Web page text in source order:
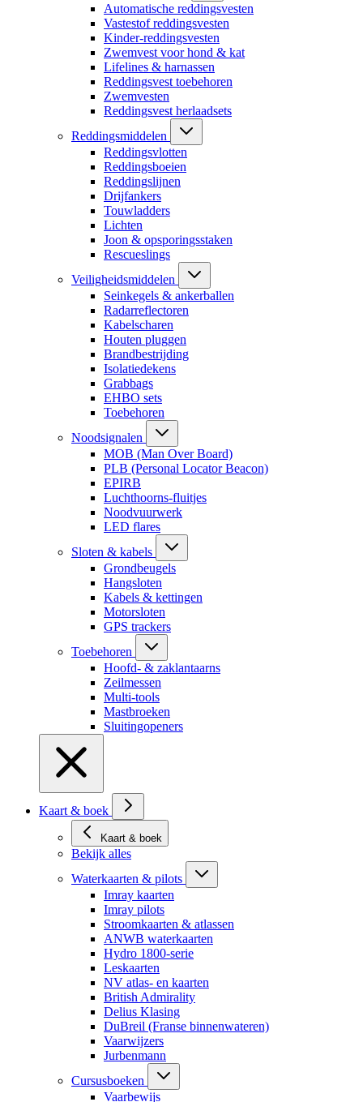
Automatische reddingsvesten
Vastestof reddingsvesten
Kinder-reddingsvesten
Zwemvest voor hond & kat
Lifelines & harnassen
Reddingsvest toebehoren
Zwemvesten
Reddingsvest herlaadsets
Reddingsmiddelen
Reddingsvlotten
Reddingsboeien
Reddingslijnen
Drijfankers
Touwladders
Lichten
Joon & opsporingsstaken
Rescueslings
Veiligheidsmiddelen
Seinkegels & ankerballen
Radarreflectoren
Kabelscharen
Houten pluggen
Brandbestrijding
Isolatiedekens
Grabbags
EHBO sets
Toebehoren
Noodsignalen
MOB (Man Over Board)
PLB (Personal Locator Beacon)
EPIRB
Luchthoorns-fluitjes
Noodvuurwerk
LED flares
Sloten & kabels
Grondbeugels
Hangsloten
Kabels & kettingen
Motorsloten
GPS trackers
Toebehoren
Hoofd- & zaklantaarns
Zeilmessen
Multi-tools
Mastbroeken
Sluitingopeners
Kaart & boek
Kaart & boek
Bekijk alles
Waterkaarten & pilots
Imray kaarten
Imray pilots
Stroomkaarten & atlassen
ANWB waterkaarten
Hydro 1800-serie
Leskaarten
NV atlas- en kaarten
British Admirality
Delius Klasing
DuBreil (Franse binnenwateren)
Vaarwijzers
Jurbenmann
Cursusboeken
Vaarbewijs